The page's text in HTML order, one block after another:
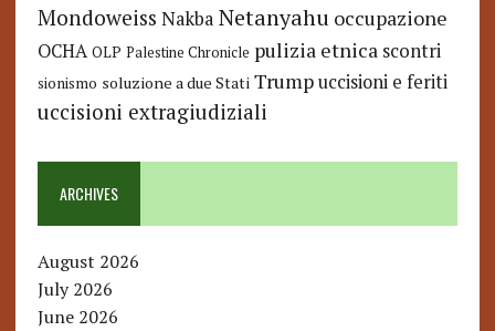
Mondoweiss Nakba Netanyahu occupazione
OCHA OLP Palestine Chronicle pulizia etnica scontri
sionismo soluzione a due Stati Trump uccisioni e feriti
uccisioni extragiudiziali
ARCHIVES
August 2026
July 2026
June 2026